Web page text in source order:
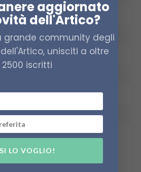
aggiornato
dell'Artico?
grande community degli
unisciti a oltre
2500 iscritti
SI LO VOGLIO!